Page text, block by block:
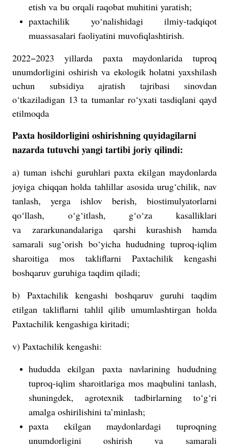
etish va bu orqali raqobat muhitini yaratish;
paxtachilik yo‘nalishidagi ilmiy-tadqiqot
muassasalari faoliyatini muvofiqlashtirish.
2022−2023 yillarda paxta maydonlarida tuproq
unumdorligini oshirish va ekologik holatni yaxshilash
uchun subsidiya ajratish tajribasi sinovdan
o‘tkaziladigan 13 ta tumanlar ro‘yxati tasdiqlani qayd
etilmoqda
Paxta hosildorligini oshirishning quyidagilarni
nazarda tutuvchi yangi tartibi joriy qilindi:
a) tuman ishchi guruhlari paxta ekilgan maydonlarda
joyiga chiqqan holda tahlillar asosida urug‘chilik, nav
tanlash, yerga ishlov berish, biostimulyatorlarni
qo‘llash, o‘g‘itlash, g‘o‘za kasalliklari
va zararkunandalariga qarshi kurashish hamda
samarali sug‘orish bo‘yicha hududning tuproq-iqlim
sharoitiga mos takliflarni Paxtachilik kengashi
boshqaruv guruhiga taqdim qiladi;
b) Paxtachilik kengashi boshqaruv guruhi taqdim
etilgan takliflarni tahlil qilib umumlashtirgan holda
Paxtachilik kengashiga kiritadi;
v) Paxtachilik kengashi:
hududda ekilgan paxta navlarining hududning
tuproq-iqlim sharoitlariga mos maqbulini tanlash,
shuningdek, agrotexnik tadbirlarning to‘g‘ri
amalga oshirilishini ta’minlash;
paxta ekilgan maydonlardagi tuproqning
unumdorligini oshirish va samarali